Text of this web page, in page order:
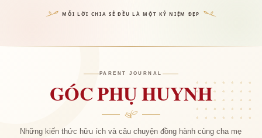
MỖI LỜI CHIA SẺ ĐỀU LÀ MỘT KỶ NIỆM ĐẸP
PARENT JOURNAL
GÓC PHỤ HUYNH
Những kiến thức hữu ích và câu chuyện đồng hành cùng cha mẹ